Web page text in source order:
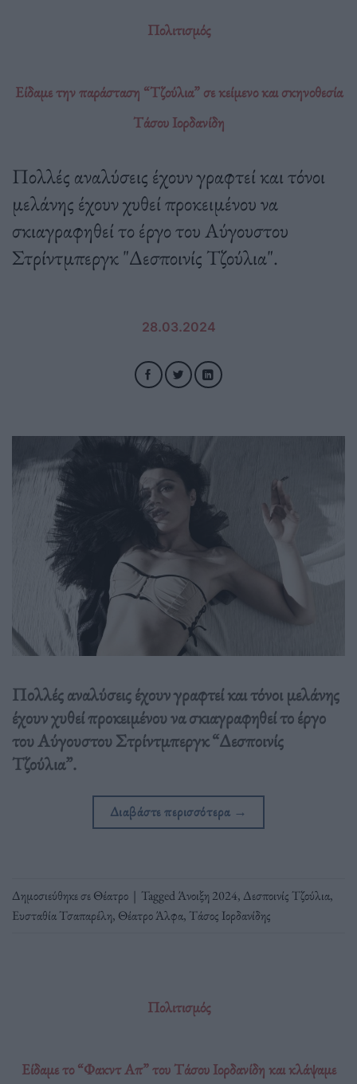
Πολιτισμός
Είδαμε την παράσταση “Τζούλια” σε κείμενο και σκηνοθεσία
Τάσου Ιορδανίδη
Πολλές αναλύσεις έχουν γραφτεί και τόνοι
μελάνης έχουν χυθεί προκειμένου να
σκιαγραφηθεί το έργο του Αύγουστου
Στρίντμπεργκ "Δεσποινίς Τζούλια".
28.03.2024
Πολλές αναλύσεις έχουν γραφτεί και τόνοι μελάνης
έχουν χυθεί προκειμένου να σκιαγραφηθεί το έργο
του Αύγουστου Στρίντμπεργκ “Δεσποινίς
Τζούλια”.
Διαβάστε περισσότερα →
Δημοσιεύθηκε σεΘέατρο | TaggedΆνοιξη 2024, Δεσποινίς Τζούλια,
Ευσταθία Τσαπαρέλη, Θέατρο Άλφα, Τάσος Ιορδανίδης
Πολιτισμός
Είδαμε το “Φακντ Απ” του Τάσου Ιορδανίδη και κλάψαμε